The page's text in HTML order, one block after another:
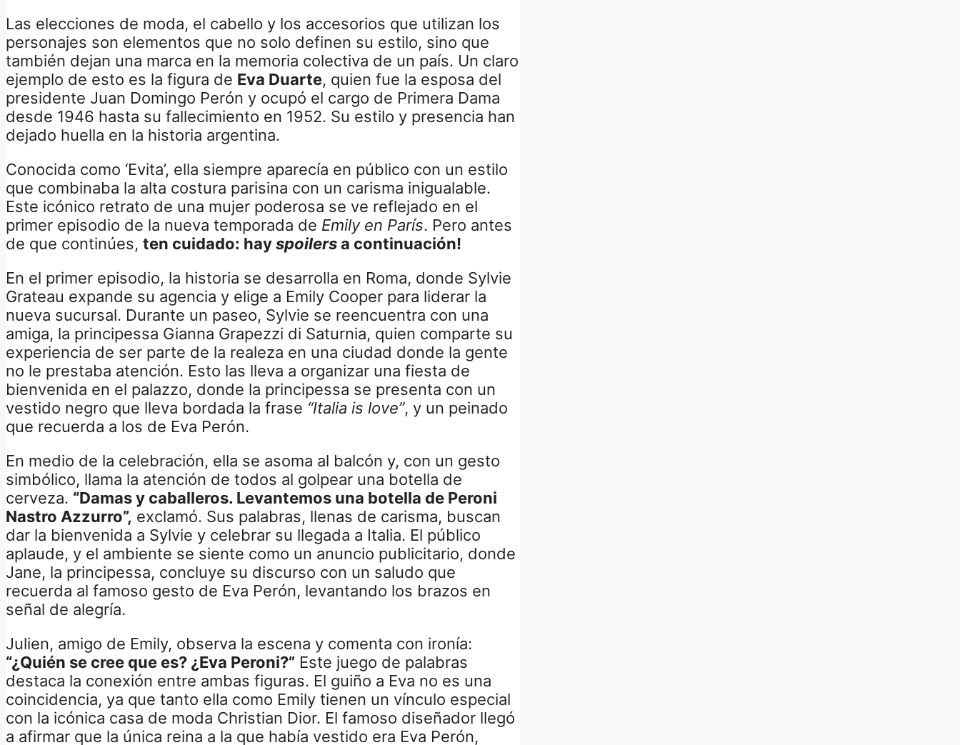
Las elecciones de moda, el cabello y los accesorios que utilizan los
personajes son elementos que no solo definen su estilo, sino que
también dejan una marca en la memoria colectiva de un país. Un claro
ejemplo de esto es la figura de Eva Duarte, quien fue la esposa del
presidente Juan Domingo Perón y ocupó el cargo de Primera Dama
desde 1946 hasta su fallecimiento en 1952. Su estilo y presencia han
dejado huella en la historia argentina.
Conocida como ‘Evita’, ella siempre aparecía en público con un estilo
que combinaba la alta costura parisina con un carisma inigualable.
Este icónico retrato de una mujer poderosa se ve reflejado en el
primer episodio de la nueva temporada de Emily en París. Pero antes
de que continúes, ten cuidado: hayspoilersa continuación!
En el primer episodio, la historia se desarrolla en Roma, donde Sylvie
Grateau expande su agencia y elige a Emily Cooper para liderar la
nueva sucursal. Durante un paseo, Sylvie se reencuentra con una
amiga, la principessa Gianna Grapezzi di Saturnia, quien comparte su
experiencia de ser parte de la realeza en una ciudad donde la gente
no le prestaba atención. Esto las lleva a organizar una fiesta de
bienvenida en el palazzo, donde la principessa se presenta con un
vestido negro que lleva bordada la frase “Italia is love”, y un peinado
que recuerda a los de Eva Perón.
En medio de la celebración, ella se asoma al balcón y, con un gesto
simbólico, llama la atención de todos al golpear una botella de
cerveza. “Damas y caballeros. Levantemos una botella de Peroni
Nastro Azzurro”, exclamó. Sus palabras, llenas de carisma, buscan
dar la bienvenida a Sylvie y celebrar su llegada a Italia. El público
aplaude, y el ambiente se siente como un anuncio publicitario, donde
Jane, la principessa, concluye su discurso con un saludo que
recuerda al famoso gesto de Eva Perón, levantando los brazos en
señal de alegría.
Julien, amigo de Emily, observa la escena y comenta con ironía:
“¿Quién se cree que es? ¿Eva Peroni?” Este juego de palabras
destaca la conexión entre ambas figuras. El guiño a Eva no es una
coincidencia, ya que tanto ella como Emily tienen un vínculo especial
con la icónica casa de moda Christian Dior. El famoso diseñador llegó
a afirmar que la única reina a la que había vestido era Eva Perón,